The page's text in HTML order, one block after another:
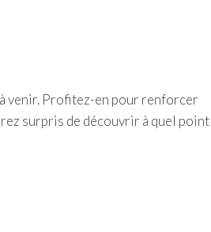
à venir. Profitez-en pour renforcer
surpris de découvrir à quel point